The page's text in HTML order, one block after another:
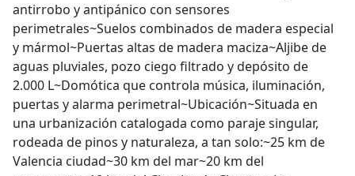
antirrobo y antipánico con sensores
perimetrales~Suelos combinados de madera especial
y mármol~Puertas altas de madera maciza~Aljibe de
aguas pluviales, pozo ciego filtrado y depósito de
2.000 L~Domótica que controla música, iluminación,
puertas y alarma perimetral~Ubicación~Situada en
una urbanización catalogada como paraje singular,
rodeada de pinos y naturaleza, a tan solo:~25 km de
Valencia ciudad~30 km del mar~20 km del